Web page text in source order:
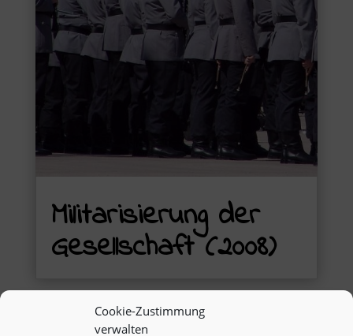
Cookie-Zustimmung
verwalten
Militarisierung der
Gesellschaft (2008)
« Ältere Einträge